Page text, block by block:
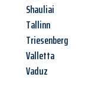
Shauliai
Tallinn
Triesenberg
Valletta
Vaduz